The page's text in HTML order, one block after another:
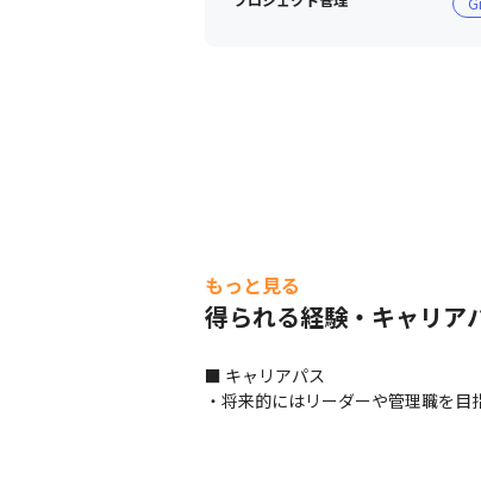
もっと見る
得られる経験・キャリア
■ キャリアパス
・将来的にはリーダーや管理職を